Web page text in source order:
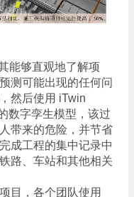
能够直观地了解项
测可能出现的任何问
然后使用 iTwin
数字孪生模型，该过
带来的危险，并节省
成工程的集中记录中
路、车站和其他相关
目，各个团队使用